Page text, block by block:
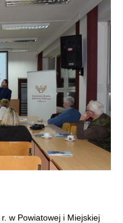
w Powiatowej i Miejskiej